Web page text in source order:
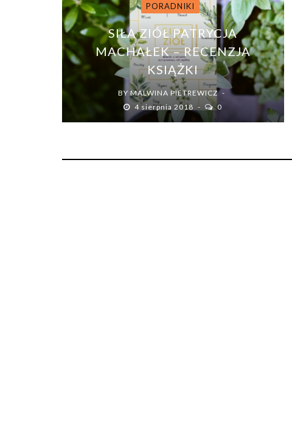
PORADNIKI
SIŁA ZIÓŁ PATRYCJA
MACHAŁEK – RECENZJA
KSIĄŻKI
BYMALWINA PIETREWICZ
4 sierpnia 2018
0